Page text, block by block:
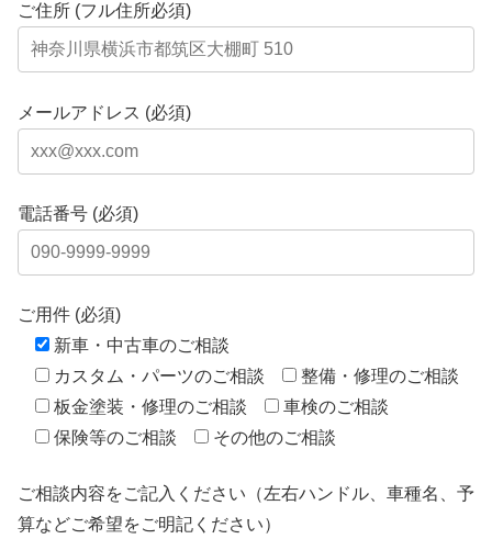
ご住所 (フル住所必須)
メールアドレス (必須)
電話番号 (必須)
ご用件 (必須)
新車・中古車のご相談
カスタム・パーツのご相談
整備・修理のご相談
板金塗装・修理のご相談
車検のご相談
保険等のご相談
その他のご相談
ご相談内容をご記入ください（左右ハンドル、車種名、予
算などご希望をご明記ください）